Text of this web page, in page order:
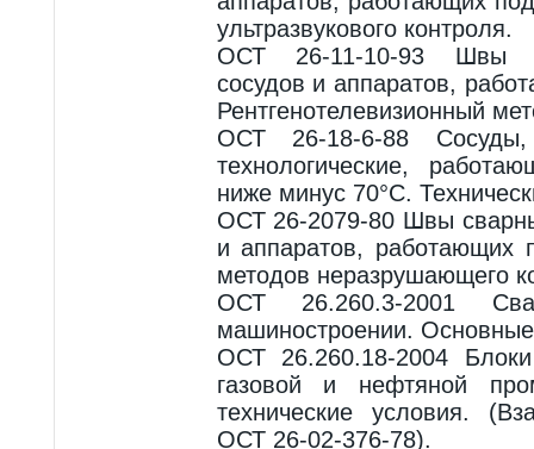
ультразвукового контроля.
ОСТ 26-11-10-93 Швы
сосудов и аппаратов,
Рентгенотелевизионный
ОСТ 26-18-6-88
технологические,
ниже минус 70°С.
ОСТ 26-2079-80 Швы
и аппаратов, работающих
методов неразрушающего
ОСТ 26.260.3-2001
машиностроении.
ОСТ 26.260.18-2004 Блоки
газовой и нефтяной
технические условия.
ОСТ 26-02-376-78).